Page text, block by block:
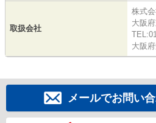
取扱会社
株式
大阪
大阪
メールでお問い